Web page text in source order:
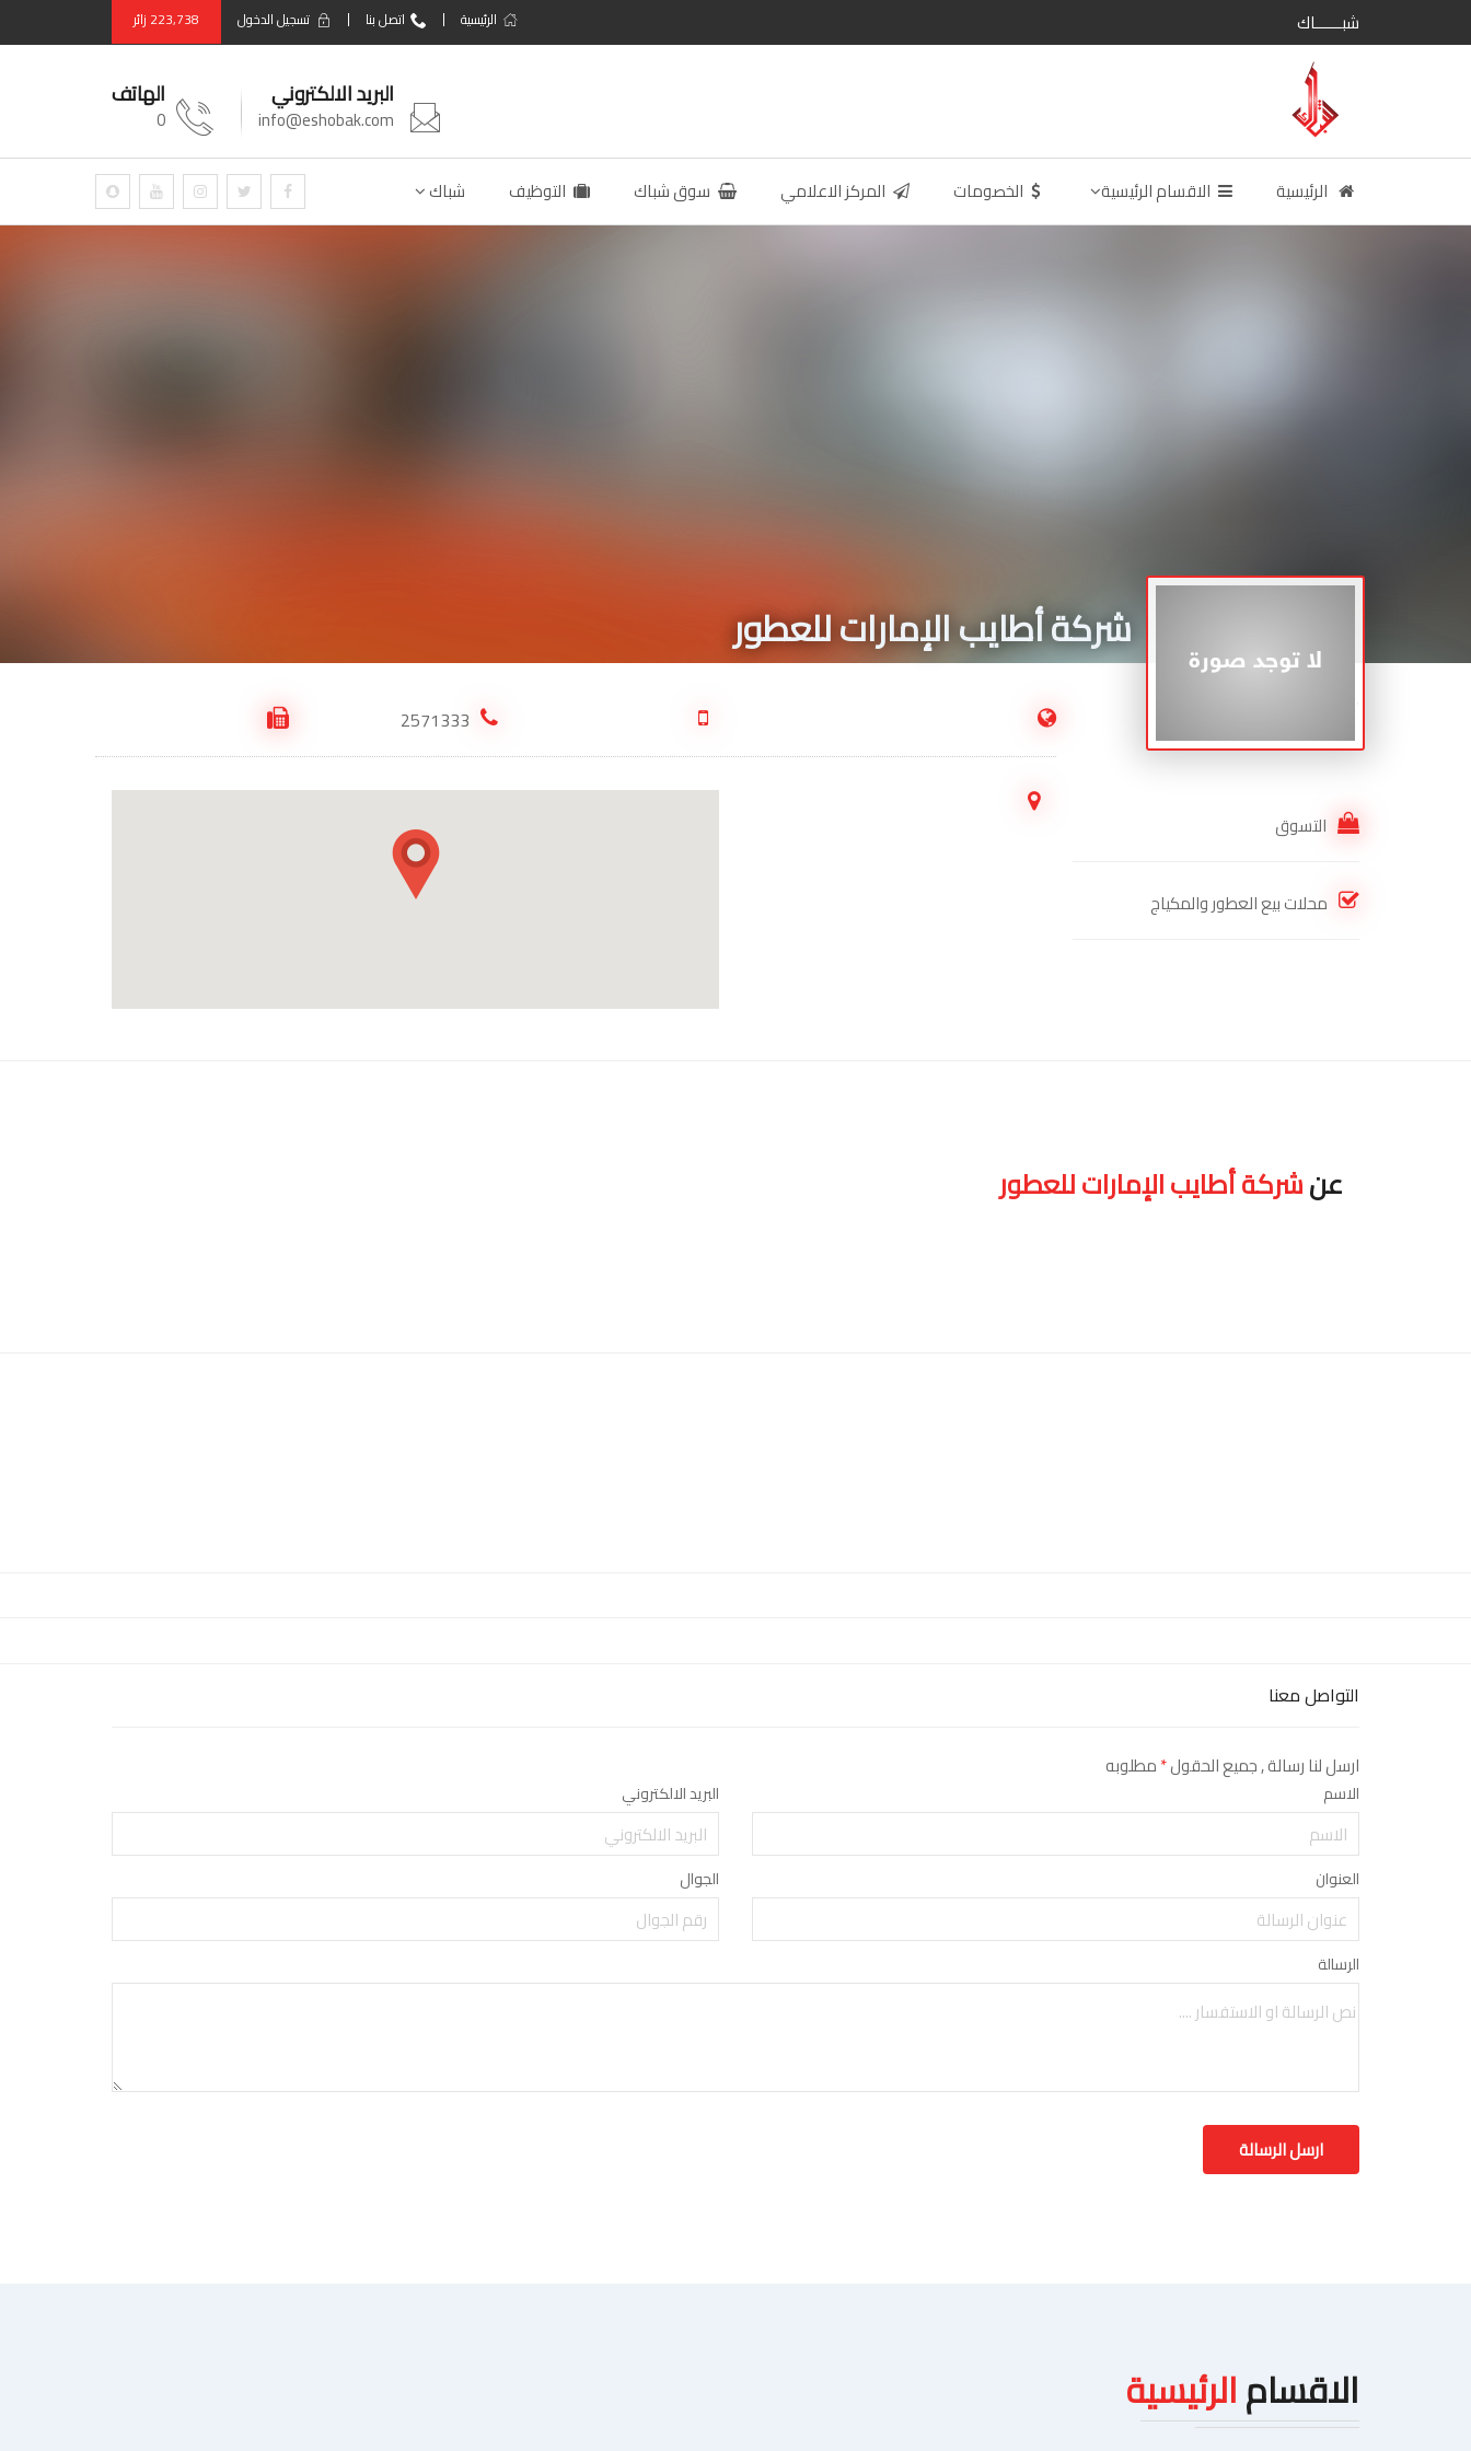
شبــــــاك الرئيسية اتصل بنا تسجيل الدخول 223,738 زائر
الهاتف
0
البريد الالكتروني
info@eshobak.com
الرئيسية الاقسام الرئيسية الخصومات المركز الاعلامي سوق شباك التوظيف شباك
شركة أطايب الإمارات للعطور
2571333
التسوق
محلات بيع العطور والمكياج
عنشركة أطايب الإمارات للعطور
التواصل معنا
ارسل لنا رسالة , جميع الحقول*مطلوبه
الاسم البريد الالكتروني
العنوان الجوال
الرسالة
الاقسامالرئيسية